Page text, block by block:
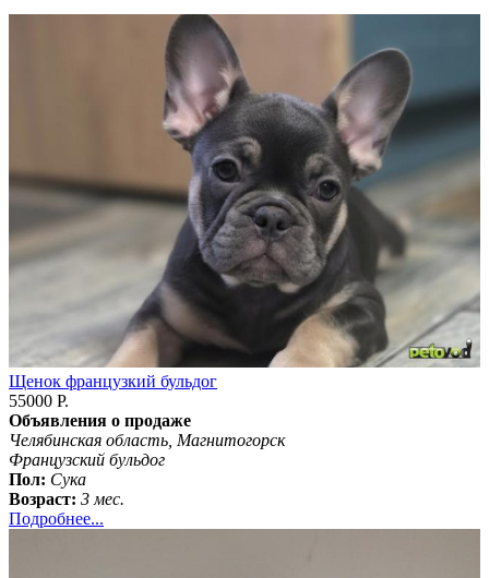
Щенок французкий бульдог
55000 Р.
Объявления о продаже
Челябинская область, Магнитогорск
Французский бульдог
Пол: Сука
Возраст: 3 мес.
Подробнее...